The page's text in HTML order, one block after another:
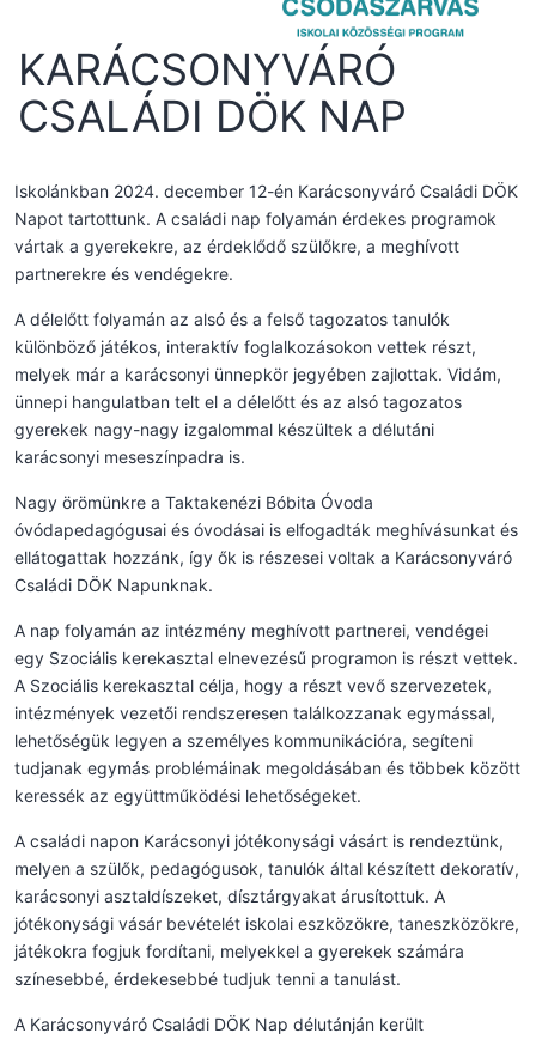
KARÁCSONYVÁRÓ
CSALÁDI DÖK NAP
Iskolánkban 2024. december 12-én Karácsonyváró Családi DÖK
Napot tartottunk. A családi nap folyamán érdekes programok
vártak a gyerekekre, az érdeklődő szülőkre, a meghívott
partnerekre és vendégekre.
A délelőtt folyamán az alsó és a felső tagozatos tanulók
különböző játékos, interaktív foglalkozásokon vettek részt,
melyek már a karácsonyi ünnepkör jegyében zajlottak. Vidám,
ünnepi hangulatban telt el a délelőtt és az alsó tagozatos
gyerekek nagy-nagy izgalommal készültek a délutáni
karácsonyi meseszínpadra is.
Nagy örömünkre a Taktakenézi Bóbita Óvoda
óvódapedagógusai és óvodásai is elfogadták meghívásunkat és
ellátogattak hozzánk, így ők is részesei voltak a Karácsonyváró
Családi DÖK Napunknak.
A nap folyamán az intézmény meghívott partnerei, vendégei
egy Szociális kerekasztal elnevezésű programon is részt vettek.
A Szociális kerekasztal célja, hogy a részt vevő szervezetek,
intézmények vezetői rendszeresen találkozzanak egymással,
lehetőségük legyen a személyes kommunikációra, segíteni
tudjanak egymás problémáinak megoldásában és többek között
keressék az együttműködési lehetőségeket.
A családi napon Karácsonyi jótékonysági vásárt is rendeztünk,
melyen a szülők, pedagógusok, tanulók által készített dekoratív,
karácsonyi asztaldíszeket, dísztárgyakat árusítottuk. A
jótékonysági vásár bevételét iskolai eszközökre, taneszközökre,
játékokra fogjuk fordítani, melyekkel a gyerekek számára
színesebbé, érdekesebbé tudjuk tenni a tanulást.
A Karácsonyváró Családi DÖK Nap délutánján került